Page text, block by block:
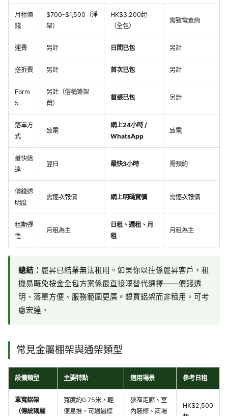
月租價
錢
$700-$1,500（淨
架）
HK$3,200起
（全包）
需致電查詢
運費 另計 日間已包 另計
搭拆費 另計 首次已包 另計
Form
5
另計（俗稱簽架
費）
首張已包 另計
落單方
式
致電
網上24小時 /
WhatsApp
致電
最快送
達
翌日 最快3小時 需預約
價錢透
明度
需逐次報價 網上明碼實價 需逐次報價
租期彈
性
月租為主
日租、週租、月
租
月租為主
總結： 麗昇已結業無法租用。如果你以往係麗昇客戶，租
機易嘅免按金全包方案係最直接嘅替代選擇——價錢透
明、落單方便、服務範圍更廣。想買鋁架而非租用，可考
慮宏達。
常見金屬棚架與通架類型
設備類型 主要特點 適用場景 參考日租
單寬鋁架
（傳統稱麗
寬度約0.75米，輕
便易推，可通過標
狹窄走廊、室
內裝修、 商場
HK$2,500